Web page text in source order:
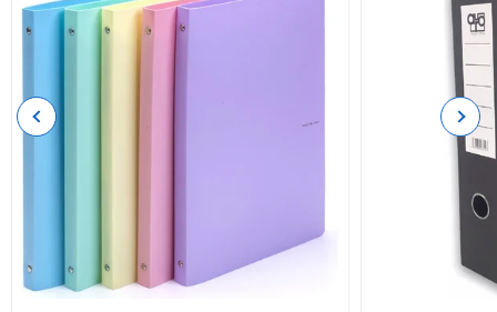
Previous Next